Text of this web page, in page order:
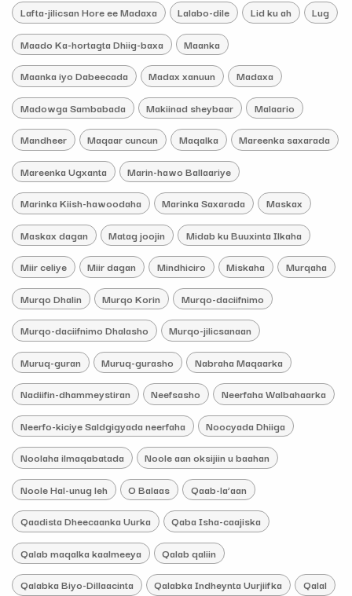
Lafta-jilicsan Hore ee Madaxa Lalabo-dile Lid ku ah Lug
Maado Ka-hortagta Dhiig-baxa Maanka
Maanka iyo Dabeecada Madax xanuun Madaxa
Madowga Sambabada Makiinad sheybaar Malaario
Mandheer Maqaar cuncun Maqalka Mareenka saxarada
Mareenka Ugxanta Marin-hawo Ballaariye
Marinka Kiish-hawoodaha Marinka Saxarada Maskax
Maskax dagan Matag joojin Midab ku Buuxinta Ilkaha
Miir celiye Miir dagan Mindhiciro Miskaha Murqaha
Murqo Dhalin Murqo Korin Murqo-daciifnimo
Murqo-daciifnimo Dhalasho Murqo-jilicsanaan
Muruq-guran Muruq-gurasho Nabraha Maqaarka
Nadiifin-dhammeystiran Neefsasho Neerfaha Walbahaarka
Neerfo-kiciye Saldgigyada neerfaha Noocyada Dhiiga
Noolaha ilmaqabatada Noole aan oksijiin u baahan
Noole Hal-unug leh O Balaas Qaab-la’aan
Qaadista Dheecaanka Uurka Qaba Isha-caajiska
Qalab maqalka kaalmeeya Qalab qaliin
Qalabka Biyo-Dillaacinta Qalabka Indheynta Uurjiifka Qalal